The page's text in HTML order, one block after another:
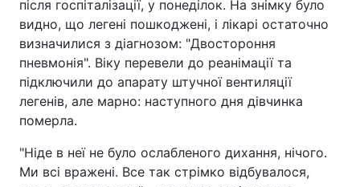
після госпіталізації, у понеділок. На знімку було
видно, що легені пошкоджені, і лікарі остаточно
визначилися з діагнозом: "Двостороння
пневмонія". Віку перевели до реанімації та
підключили до апарату штучної вентиляції
легенів, але марно: наступного дня дівчинка
померла.
"Ніде в неї не було ослабленого дихання, нічого.
Ми всі вражені. Все так стрімко відбувалося,